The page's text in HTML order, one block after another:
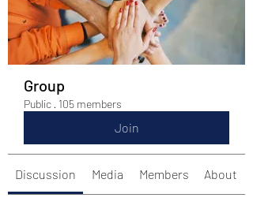
Group
Public · 105 members
Join
Discussion Media Members About